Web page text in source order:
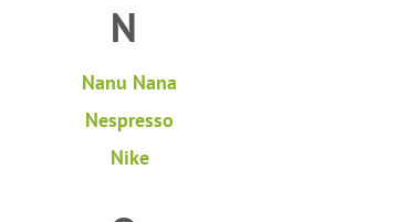
N
Nanu Nana
Nespresso
Nike